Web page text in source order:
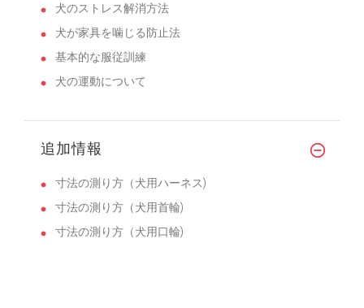
犬のストレス解消方法
犬が家具を噛じる防止法
基本的な服従訓練
犬の運動について
追加情報
寸法の測り方（犬用ハーネス)
寸法の測り方（犬用首輪)
寸法の測り方（犬用口輪)